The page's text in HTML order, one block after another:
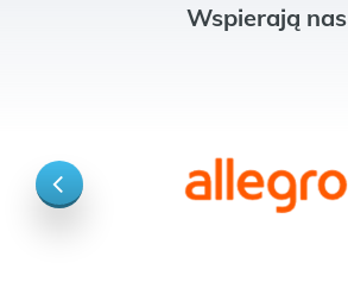
Wspierają nas